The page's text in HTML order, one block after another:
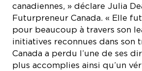
canadiennes, » déclare Julia
Futurpreneur Canada. « Elle
pour beaucoup à travers son
initiatives reconnues dans son
Canada a perdu l’une de ses
plus accomplies ainsi qu’un